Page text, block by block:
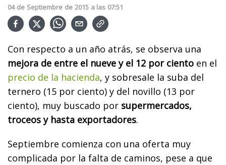
04 de Septiembre de 2015 a las 07:51
Con respecto a un año atrás, se observa una
mejora de entre el nueve y el 12 por ciento en el
precio de la hacienda, y sobresale la suba del
ternero (15 por ciento) y del novillo (13 por
ciento), muy buscado por supermercados,
troceos y hasta exportadores.
Septiembre comienza con una oferta muy
complicada por la falta de caminos, pese a que